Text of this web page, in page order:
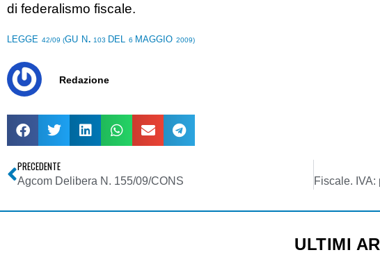
di federalismo fiscale.
legge 42/09 (gu n. 103 del 6 maggio 2009)
Redazione
PRECEDENTE
Agcom Delibera N. 155/09/CONS
ULTIMI